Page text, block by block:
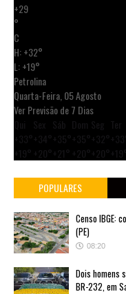
+29
°
C
H:+32°
L:+19°
Petrolina
Quarta-Feira, 05 Agosto
Ver Previsão de 7 Dias
POPULARES
Censo IBGE:
(PE)
08:20
Dois homens
BR-232, em